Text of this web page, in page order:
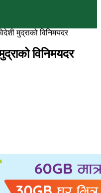
मुद्राको विनिमयदर
विनिमयदर